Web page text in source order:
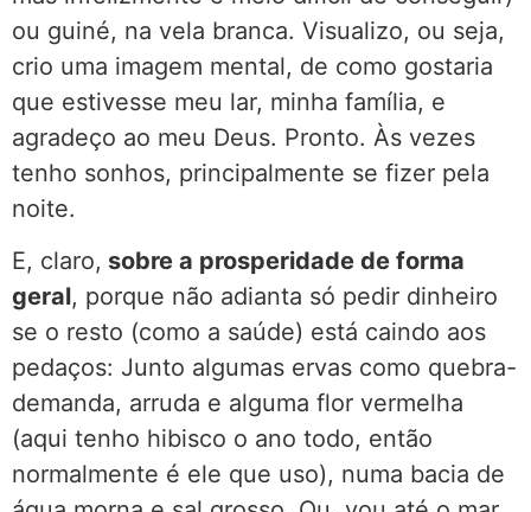
ou guiné, na vela branca. Visualizo, ou seja,
crio uma imagem mental, de como gostaria
que estivesse meu lar, minha família, e
agradeço ao meu Deus. Pronto. Às vezes
tenho sonhos, principalmente se fizer pela
noite.
E, claro, sobre a prosperidade de forma
geral, porque não adianta só pedir dinheiro
se o resto (como a saúde) está caindo aos
pedaços: Junto algumas ervas como quebra-
demanda, arruda e alguma flor vermelha
(aqui tenho hibisco o ano todo, então
normalmente é ele que uso), numa bacia de